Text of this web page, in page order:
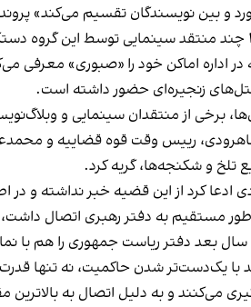
و بین نویسندگان تقسیم می‌کند»
اواخر سال ۱۳۸۱ چند منتقد سینمایی توسط
اداره اماکن خود را «صبوری» معرفی
زنجیره‌ای حضور داشته است.
برخی از منتقدان سینمایی و
رییس وقت قوه قضاییه و
تلخ و شکنجه‌ها، گریه کرد.
کرد از این قضیه خبر نداشته و در
مستقیم به دفتر رهبری اتصال
بعد دفتر ریاست جمهوری را هم با
با یک‌دست‌تر شدن حاکمیت، نه تنها
می‌کنند و به دلیل اتصال به